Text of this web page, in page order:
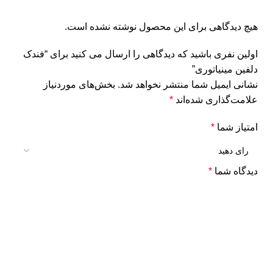
هیچ دیدگاهی برای این محصول نوشته نشده است.
اولین نفری باشید که دیدگاهی را ارسال می کنید برای “فندک
دلفین مینیاتوری”
نشانی ایمیل شما منتشر نخواهد شد. بخش‌های موردنیاز
علامت‌گذاری شده‌اند *
امتیاز شما *
دیدگاه شما *